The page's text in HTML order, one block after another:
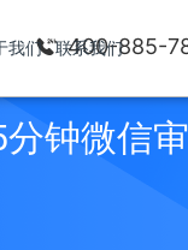
400-885-
我们 联系我们
钟微信